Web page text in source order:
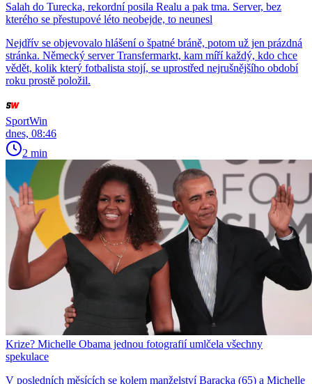
Salah do Turecka, rekordní posila Realu a pak tma. Server, bez
kterého se přestupové léto neobejde, to neunesl
Nejdřív se objevovalo hlášení o špatné bráně, potom už jen prázdná
stránka. Německý server Transfermarkt, kam míří každý, kdo chce
vědět, kolik který fotbalista stojí, se uprostřed nejrušnějšího období
roku prostě položil.
SportWin
dnes, 08:46
2 min
Krize? Michelle Obama jednou fotografií umlčela všechny
spekulace
V posledních měsících se kolem manželství Baracka (65) a Michelle